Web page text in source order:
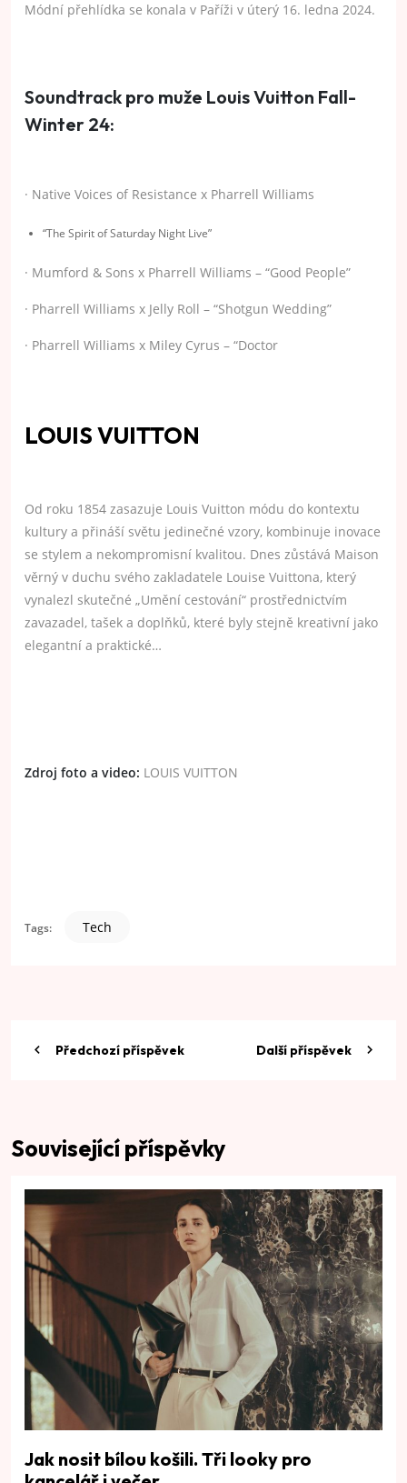
Módní přehlídka se konala v Paříži v úterý 16. ledna 2024.
Soundtrack pro muže Louis Vuitton Fall-
Winter 24:
· Native Voices of Resistance x Pharrell Williams
“The Spirit of Saturday Night Live”
· Mumford & Sons x Pharrell Williams – “Good People”
· Pharrell Williams x Jelly Roll – “Shotgun Wedding”
· Pharrell Williams x Miley Cyrus – “Doctor
LOUIS VUITTON
Od roku 1854 zasazuje Louis Vuitton módu do kontextu
kultury a přináší světu jedinečné vzory, kombinuje inovace
se stylem a nekompromisní kvalitou. Dnes zůstává Maison
věrný v duchu svého zakladatele Louise Vuittona, který
vynalezl skutečné „Umění cestování“ prostřednictvím
zavazadel, tašek a doplňků, které byly stejně kreativní jako
elegantní a praktické…
Zdroj foto a video: LOUIS VUITTON
Tags: Tech
Předchozí příspěvek Další příspěvek
Související příspěvky
Jak nosit bílou košili. Tři looky pro